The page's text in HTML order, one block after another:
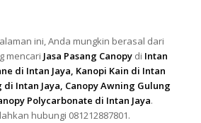
ini, Anda mungkin berasal dari
mencari Jasa Pasang Canopy di Intan
di Intan Jaya, Kanopi Kain di Intan
di Intan Jaya, Canopy Awning Gulung
Polycarbonate di Intan Jaya.
hubungi 081212887801.